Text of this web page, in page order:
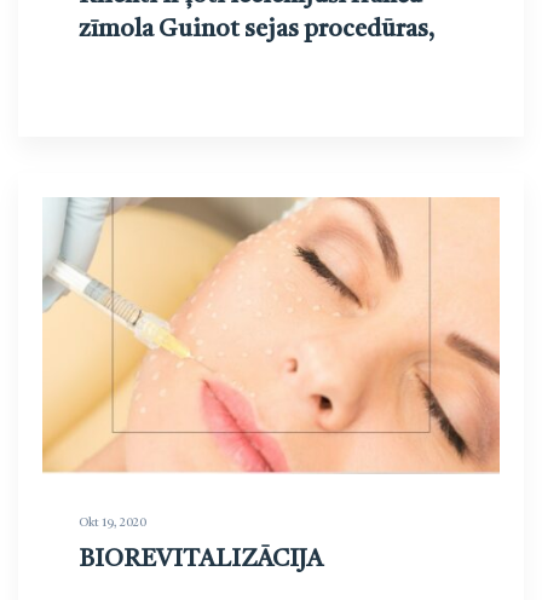
zīmola Guinot sejas procedūras,
Okt 19, 2020
BIOREVITALIZĀCIJA